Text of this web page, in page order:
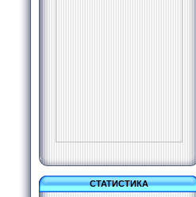
СТАТИСТИКА